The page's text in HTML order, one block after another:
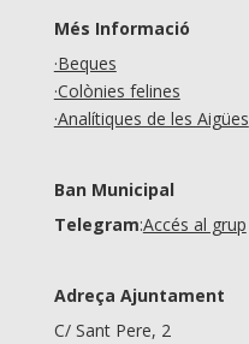
Més Informació
·Beques
·Colònies felines
·Analítiques de les Aigües
Ban Municipal
Telegram:Accés al grup
Adreça Ajuntament
C/ Sant Pere, 2